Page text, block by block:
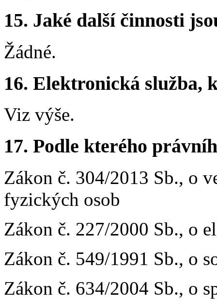
15. Jaké další činnosti
Žádné.
16. Elektronická služba,
Viz výše.
17. Podle kterého
Zákon č. 304/2013 Sb., o
fyzických osob
Zákon č. 227/2000 Sb., o
Zákon č. 549/1991 Sb., o
Zákon č. 634/2004 Sb., o